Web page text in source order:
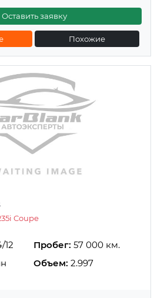
Оставить заявку
Похожие
Coupe
12 Пробег: 57 000 км.
Объем: 2.997